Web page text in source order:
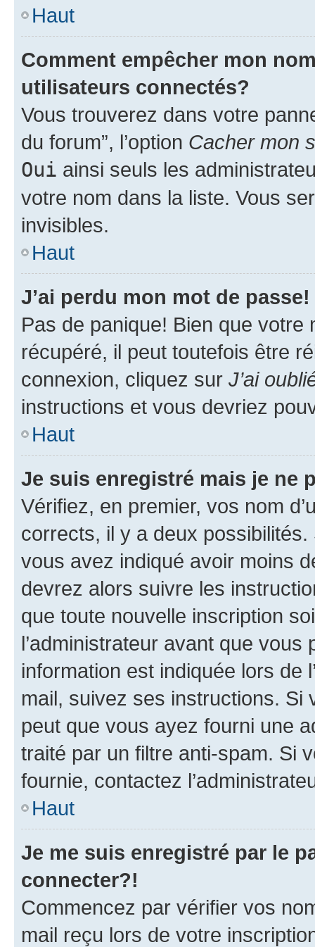
Haut
Comment empêcher mon
utilisateurs connectés?
Vous trouverez dans votre
du forum”, l’option Cacher mon
Oui ainsi seuls les
votre nom dans la liste. Vous
invisibles.
Haut
J’ai perdu mon mot de passe!
Pas de panique! Bien que
récupéré, il peut toutefois être
connexion, cliquez sur J’ai
instructions et vous devriez
Haut
Je suis enregistré mais je ne
Vérifiez, en premier, vos nom
corrects, il y a deux
vous avez indiqué avoir moins
devrez alors suivre les
que toute nouvelle inscription
l’administrateur avant que
information est indiquée lors de
mail, suivez ses instructions. Si
peut que vous ayez fourni une
traité par un filtre anti-spam. Si
fournie, contactez
Haut
Je me suis enregistré par le
connecter?!
Commencez par vérifier vos
mail reçu lors de votre